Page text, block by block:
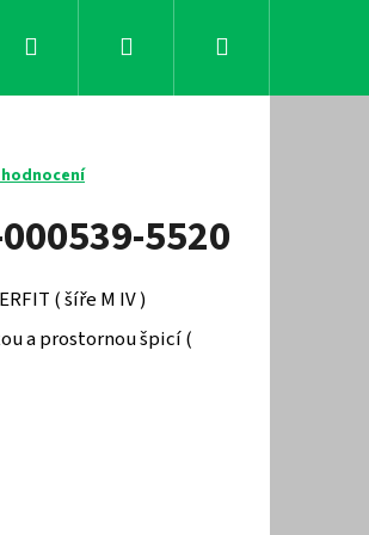
KontaktyPřihlášení
5520
( šíře M IV )
a prostornou špicí (